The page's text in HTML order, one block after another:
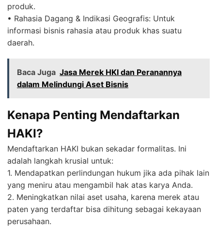
produk.
• Rahasia Dagang & Indikasi Geografis: Untuk
informasi bisnis rahasia atau produk khas suatu
daerah.
Baca Juga Jasa Merek HKI dan Peranannya
dalam Melindungi Aset Bisnis
Kenapa Penting Mendaftarkan
HAKI?
Mendaftarkan HAKI bukan sekadar formalitas. Ini
adalah langkah krusial untuk:
1. Mendapatkan perlindungan hukum jika ada pihak lain
yang meniru atau mengambil hak atas karya Anda.
2. Meningkatkan nilai aset usaha, karena merek atau
paten yang terdaftar bisa dihitung sebagai kekayaan
perusahaan.